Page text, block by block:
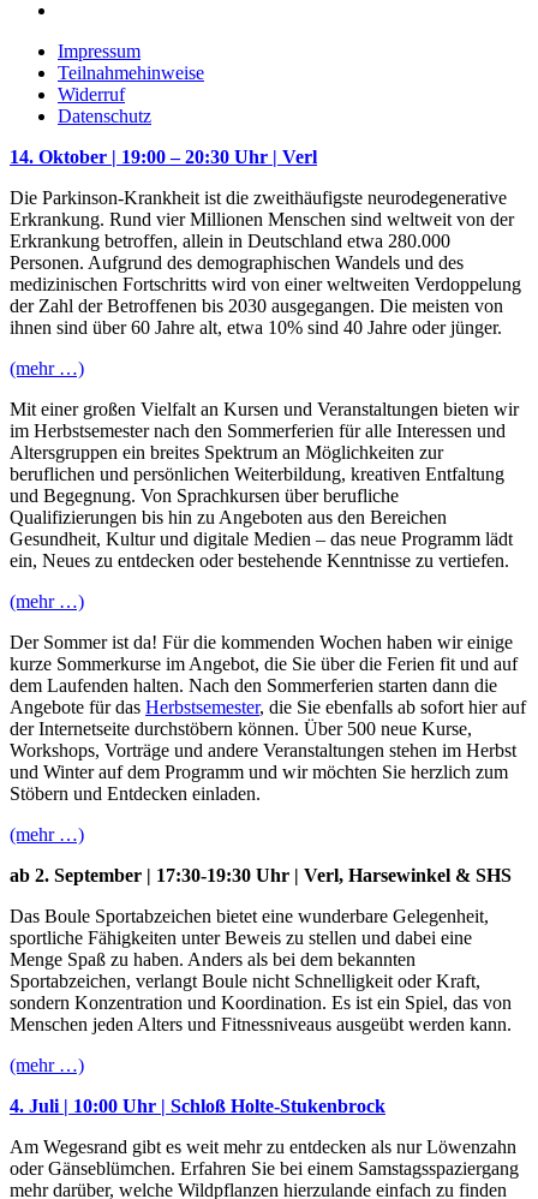
Impressum
Teilnahmehinweise
Widerruf
Datenschutz
14. Oktober | 19:00 – 20:30 Uhr | Verl
Die Parkinson-Krankheit ist die zweithäufigste neurodegenerative
Erkrankung. Rund vier Millionen Menschen sind weltweit von der
Erkrankung betroffen, allein in Deutschland etwa 280.000
Personen. Aufgrund des demographischen Wandels und des
medizinischen Fortschritts wird von einer weltweiten Verdoppelung
der Zahl der Betroffenen bis 2030 ausgegangen. Die meisten von
ihnen sind über 60 Jahre alt, etwa 10% sind 40 Jahre oder jünger.
(mehr …)
Mit einer großen Vielfalt an Kursen und Veranstaltungen bieten wir
im Herbstsemester nach den Sommerferien für alle Interessen und
Altersgruppen ein breites Spektrum an Möglichkeiten zur
beruflichen und persönlichen Weiterbildung, kreativen Entfaltung
und Begegnung. Von Sprachkursen über berufliche
Qualifizierungen bis hin zu Angeboten aus den Bereichen
Gesundheit, Kultur und digitale Medien – das neue Programm lädt
ein, Neues zu entdecken oder bestehende Kenntnisse zu vertiefen.
(mehr …)
Der Sommer ist da! Für die kommenden Wochen haben wir einige
kurze Sommerkurse im Angebot, die Sie über die Ferien fit und auf
dem Laufenden halten. Nach den Sommerferien starten dann die
Angebote für das Herbstsemester, die Sie ebenfalls ab sofort hier auf
der Internetseite durchstöbern können. Über 500 neue Kurse,
Workshops, Vorträge und andere Veranstaltungen stehen im Herbst
und Winter auf dem Programm und wir möchten Sie herzlich zum
Stöbern und Entdecken einladen.
(mehr …)
ab 2. September | 17:30-19:30 Uhr | Verl, Harsewinkel & SHS
Das Boule Sportabzeichen bietet eine wunderbare Gelegenheit,
sportliche Fähigkeiten unter Beweis zu stellen und dabei eine
Menge Spaß zu haben. Anders als bei dem bekannten
Sportabzeichen, verlangt Boule nicht Schnelligkeit oder Kraft,
sondern Konzentration und Koordination. Es ist ein Spiel, das von
Menschen jeden Alters und Fitnessniveaus ausgeübt werden kann.
(mehr …)
4. Juli | 10:00 Uhr | Schloß Holte-Stukenbrock
Am Wegesrand gibt es weit mehr zu entdecken als nur Löwenzahn
oder Gänseblümchen. Erfahren Sie bei einem Samstagsspaziergang
mehr darüber, welche Wildpflanzen hierzulande einfach zu finden